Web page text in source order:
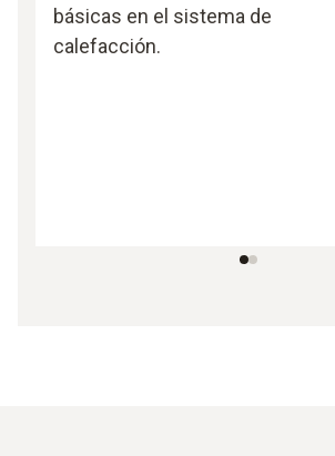
básicas en el sistema de
calefacción.